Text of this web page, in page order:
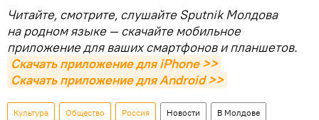
Читайте, смотрите, слушайте Sputnik Молдова
на родном языке — скачайте мобильное
приложение для ваших смартфонов и планшетов.
Скачать приложение для iPhone >>
Скачать приложение для Android >>
Культура Общество Россия Новости В Молдове